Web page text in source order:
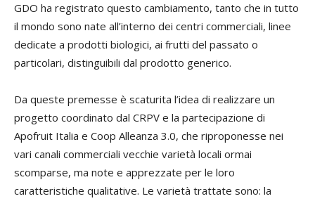
GDO ha registrato questo cambiamento, tanto che in tutto
il mondo sono nate all’interno dei centri commerciali, linee
dedicate a prodotti biologici, ai frutti del passato o
particolari, distinguibili dal prodotto generico.
Da queste premesse è scaturita l’idea di realizzare un
progetto coordinato dal CRPV e la partecipazione di
Apofruit Italia e Coop Alleanza 3.0, che riproponesse nei
vari canali commerciali vecchie varietà locali ormai
scomparse, ma note e apprezzate per le loro
caratteristiche qualitative. Le varietà trattate sono: la